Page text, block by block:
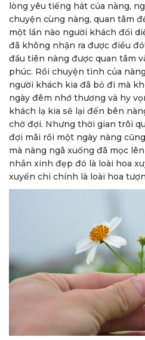
lòng yêu tiếng hát của nàng,
chuyện cùng nàng, quan tâm
một lần nào người khách đối
đã không nhận ra được điều
đầu tiên nàng được quan tâm
phúc. Rồi chuyện tình của
người khách kia đã bỏ đi mà
ngày đêm nhớ thương và hy
khách lạ kia sẽ lại đến bên
chờ đợi. Nhưng thời gian trôi
đợi mãi rồi một ngày nàng
mà nàng ngã xuống đã mọc
nhắn xinh đẹp đó là loài hoa
xuyến chi chính là loài hoa